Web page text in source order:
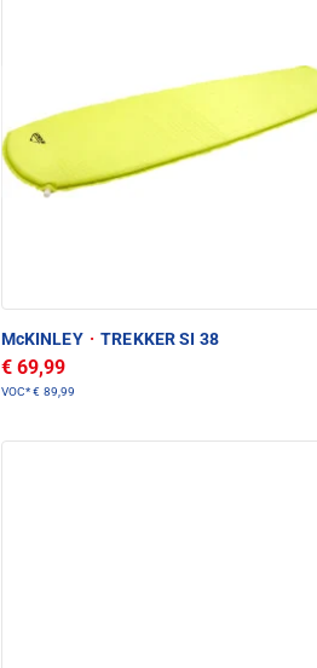
McKINLEY · TREKKER SI 38
€ 69,99
VOC*€ 89,99